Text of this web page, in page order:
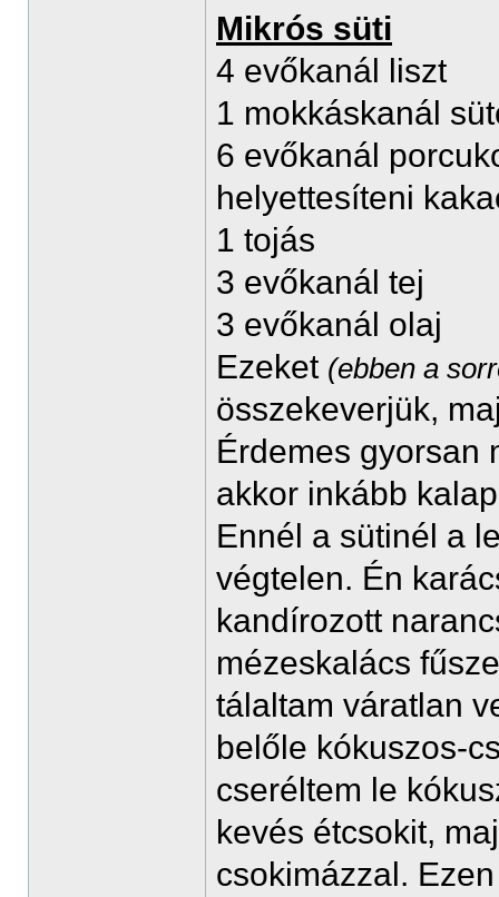
Mikrós süti
4 evőkanál liszt
1 mokkáskanál
6 evőkanál
helyettesíteni
1 tojás
3 evőkanál tej
3 evőkanál olaj
Ezeket (ebben a
összekeverjük,
Érdemes gyorsan
akkor inkább
Ennél a sütinél a
végtelen. Én
kandírozott
mézeskalács
tálaltam váratlan
belőle kókuszos-
cseréltem le
kevés étcsokit,
csokimázzal.